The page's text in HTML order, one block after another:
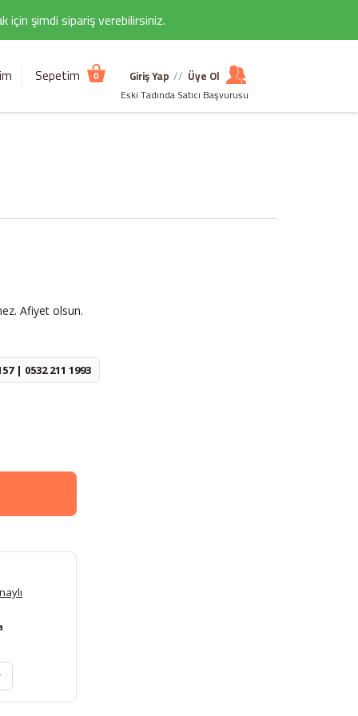
için şimdi sipariş verebilirsiniz.
Sepetim 0 Giriş Yap // Üye Ol
Eski Tadında Satıcı Başvurusu
Afiyet olsun.
| 0532 211 1993